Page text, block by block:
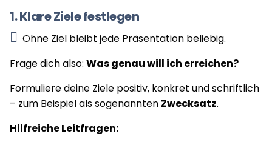
1. Klare Ziele festlegen
Ohne Ziel bleibt jede Präsentation beliebig.
Frage dich also: Was genau will ich erreichen?
Formuliere deine Ziele positiv, konkret und schriftlich
– zum Beispiel als sogenannten Zwecksatz.
Hilfreiche Leitfragen: